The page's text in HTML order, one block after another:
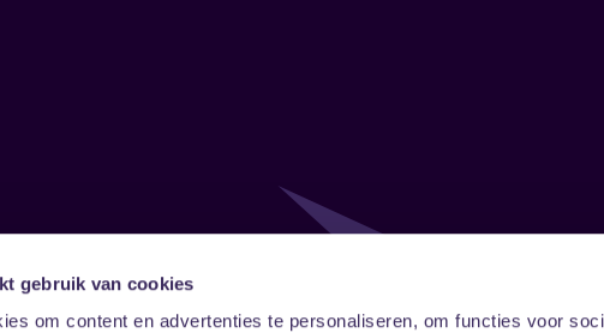
gebruik van cookies
om content en advertenties te personaliseren, om functies voor
Follow Onze